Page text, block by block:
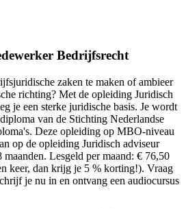
Bedrijfsrecht
zaken te maken of ambieer
richting? Met de opleiding Juridisch
je een sterke juridische basis. Je wordt
van de Stichting Nederlandse
Deze opleiding op MBO-niveau
op de opleiding Juridisch adviseur
Lesgeld per maand: € 76,50
keer, dan krijg je 5 % korting!). Vraag
je nu in en ontvang een audiocursus